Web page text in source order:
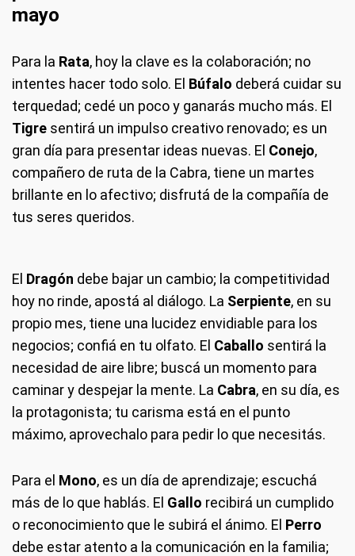
mayo
Para la Rata, hoy la clave es la colaboración; no
intentes hacer todo solo. El Búfalo deberá cuidar su
terquedad; cedé un poco y ganarás mucho más. El
Tigre sentirá un impulso creativo renovado; es un
gran día para presentar ideas nuevas. El Conejo,
compañero de ruta de la Cabra, tiene un martes
brillante en lo afectivo; disfrutá de la compañía de
tus seres queridos.
El Dragón debe bajar un cambio; la competitividad
hoy no rinde, apostá al diálogo. La Serpiente, en su
propio mes, tiene una lucidez envidiable para los
negocios; confiá en tu olfato. El Caballo sentirá la
necesidad de aire libre; buscá un momento para
caminar y despejar la mente. La Cabra, en su día, es
la protagonista; tu carisma está en el punto
máximo, aprovechalo para pedir lo que necesitás.
Para el Mono, es un día de aprendizaje; escuchá
más de lo que hablás. El Gallo recibirá un cumplido
o reconocimiento que le subirá el ánimo. El Perro
debe estar atento a la comunicación en la familia;